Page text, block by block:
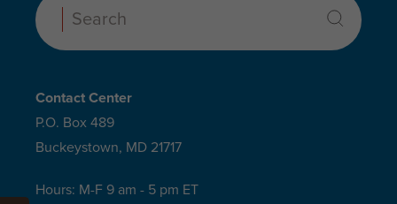
Search:
Contact Center
P.O. Box 489
Buckeystown, MD 21717
Hours: M-F 9 am - 5 pm ET